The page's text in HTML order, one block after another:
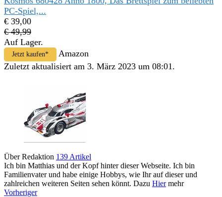
PC-Spiel,...
€ 39,00
€ 49,99
Auf Lager.
Jetzt kaufen*
Amazon
Zuletzt aktualisiert am 3. März 2023 um 08:01.
Über Redaktion 139 Artikel
Ich bin Matthias und der Kopf hinter dieser Webseite. Ich bin
Familienvater und habe einige Hobbys, wie Ihr auf dieser und
zahlreichen weiteren Seiten sehen könnt. Dazu Hiermehr
Vorheriger